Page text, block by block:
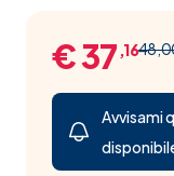
€ 37 ,16
Avvisami